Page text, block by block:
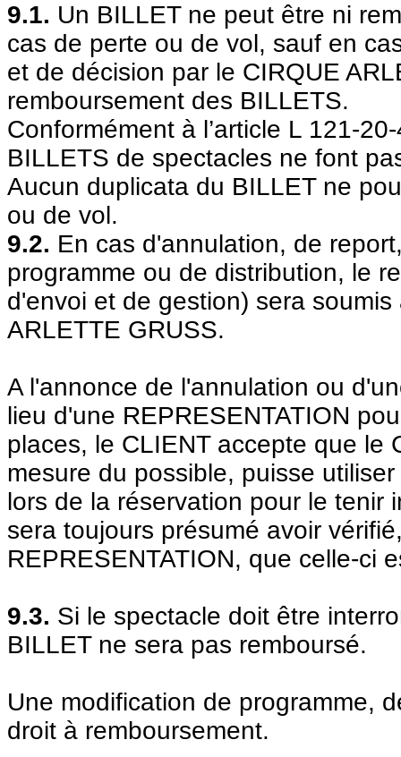
9.1. Un BILLET ne peut être ni
cas de perte ou de vol, sauf en
et de décision par le CIRQUE
remboursement des BILLETS.
Conformément à l’article L 121-
BILLETS de spectacles ne font
Aucun duplicata du BILLET ne
ou de vol.
9.2. En cas d'annulation, de
programme ou de distribution, le
d'envoi et de gestion) sera
ARLETTE GRUSS.
A l'annonce de l'annulation ou
lieu d'une REPRESENTATION
places, le CLIENT accepte que le
mesure du possible, puisse
lors de la réservation pour le tenir
sera toujours présumé avoir
REPRESENTATION, que celle-ci
9.3. Si le spectacle doit être
BILLET ne sera pas remboursé.
Une modification de programme,
droit à remboursement.